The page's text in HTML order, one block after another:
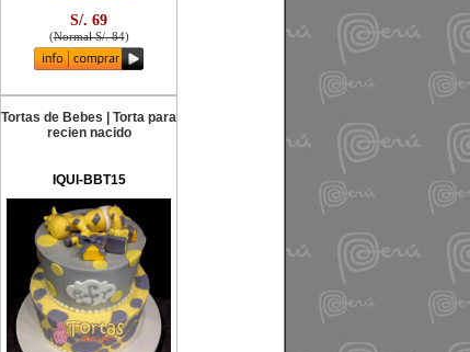
S/. 69
(Normal S/. 84)
Tortas de Bebes | Torta para
recien nacido
IQUI-BBT15